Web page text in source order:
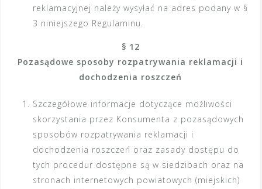
reklamacyjnej należy wysyłać na adres podany w §
3 niniejszego Regulaminu.
§ 12
Pozasądowe sposoby rozpatrywania reklamacji i
dochodzenia roszczeń
Szczegółowe informacje dotyczące możliwości
skorzystania przez Konsumenta z pozasądowych
sposobów rozpatrywania reklamacji i
dochodzenia roszczeń oraz zasady dostępu do
tych procedur dostępne są w siedzibach oraz na
stronach internetowych powiatowych (miejskich)